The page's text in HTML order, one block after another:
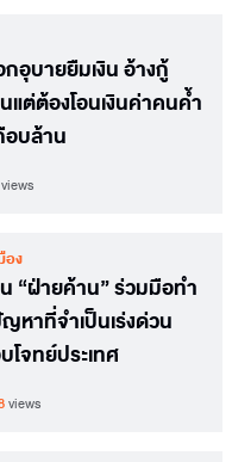
อุบายยืมเงิน อ้างกู้
ต่ต้องโอนเงินค่าคนค้ำ
บล้าน
views
อง
“ฝ่ายค้าน” ร่วมมือทำ
หาที่จำเป็นเร่งด่วน
จทย์ประเทศ
views